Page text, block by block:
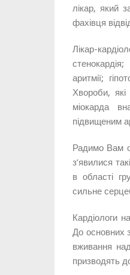
лікар, який
фахівця
Лікар-
аритмії;
Хвороби, які
міокарда
підвищеним
Радимо Вам
з’явилися
в області
сильне
Кардіологи
До основних
вживання
призводять